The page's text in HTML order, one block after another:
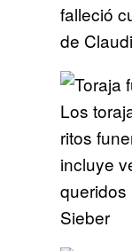
falleció
de
Los
ritos
incluye
queridos
Sieber